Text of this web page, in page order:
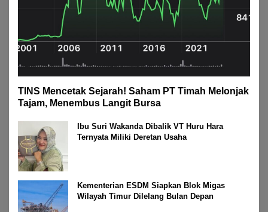
TINS Mencetak Sejarah! Saham PT Timah Melonjak
Tajam, Menembus Langit Bursa
Ibu Suri Wakanda Dibalik VT Huru Hara
Ternyata Miliki Deretan Usaha
Kementerian ESDM Siapkan Blok Migas
Wilayah Timur Dilelang Bulan Depan